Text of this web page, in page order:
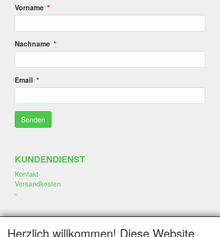
Vorname
Nachname
Email
KUNDENDIENST
Kontakt
Versandkosten
-
SOZIALEN MEDIEN
Herzlich willkommen! Diese Website